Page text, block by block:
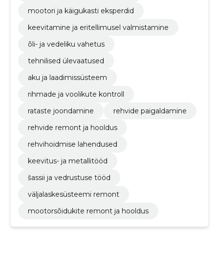
mootori ja käigukasti eksperdid
keevitamine ja eritellimusel valmistamine
õli- ja vedeliku vahetus
tehnilised ülevaatused
aku ja laadimissüsteem
rihmade ja voolikute kontroll
rataste joondamine
rehvide paigaldamine
rehvide remont ja hooldus
rehvihoidmise lahendused
keevitus- ja metallitööd
šassii ja vedrustuse tööd
väljalaskesüsteemi remont
mootorsõidukite remont ja hooldus